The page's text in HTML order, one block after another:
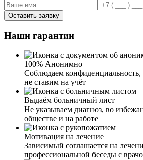
Оставить заявку
Наши гарантии
100% Анонимно
Соблюдаем
не ставим на учёт
Выдаём больничный лист
Не указываем диагноз, во
обществе и на работе
Мотивация на лечение
Зависимый соглашается на
профессиональной беседы с